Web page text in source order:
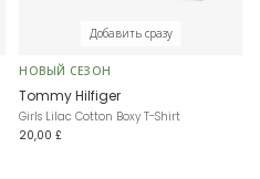
Добавить сразу
НОВЫЙ СЕЗОН
Tommy Hilfiger
Girls Lilac Cotton Boxy T-Shirt
20,00 £